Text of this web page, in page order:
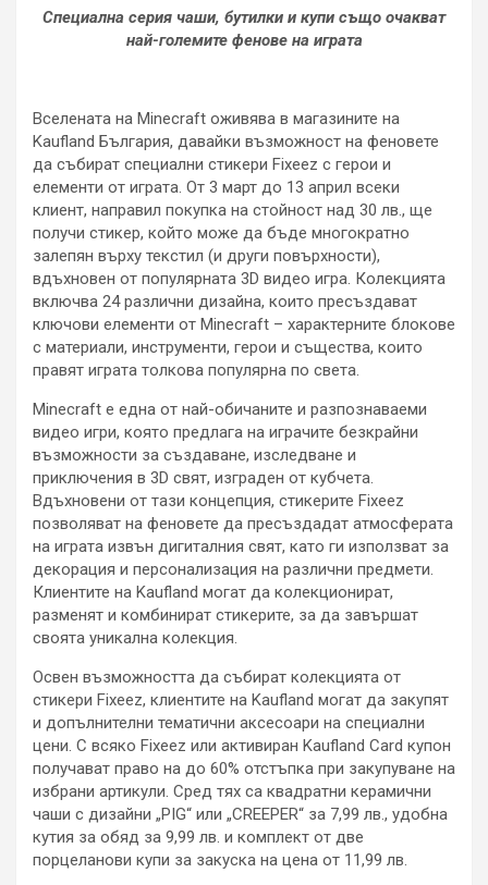
Специална серия чаши, бутилки и купи също очакват
най-големите фенове на играта
Вселената на Minecraft оживява в магазините на
Kaufland България, давайки възможност на феновете
да събират специални стикери Fixeez с герои и
елементи от играта. От 3 март до 13 април всеки
клиент, направил покупка на стойност над 30 лв., ще
получи стикер, който може да бъде многократно
залепян върху текстил (и други повърхности),
вдъхновен от популярната 3D видео игра. Колекцията
включва 24 различни дизайна, които пресъздават
ключови елементи от Minecraft – характерните блокове
с материали, инструменти, герои и същества, които
правят играта толкова популярна по света.
Minecraft е една от най-обичаните и разпознаваеми
видео игри, която предлага на играчите безкрайни
възможности за създаване, изследване и
приключения в 3D свят, изграден от кубчета.
Вдъхновени от тази концепция, стикерите Fixeez
позволяват на феновете да пресъздадат атмосферата
на играта извън дигиталния свят, като ги използват за
декорация и персонализация на различни предмети.
Клиентите на Kaufland могат да колекционират,
разменят и комбинират стикерите, за да завършат
своята уникална колекция.
Освен възможността да събират колекцията от
стикери Fixeez, клиентите на Kaufland могат да закупят
и допълнителни тематични аксесоари на специални
цени. С всяко Fixeez или активиран Kaufland Card купон
получават право на до 60% отстъпка при закупуване на
избрани артикули. Сред тях са квадратни керамични
чаши с дизайни „PIG“ или „CREEPER“ за 7,99 лв., удобна
кутия за обяд за 9,99 лв. и комплект от две
порцеланови купи за закуска на цена от 11,99 лв.